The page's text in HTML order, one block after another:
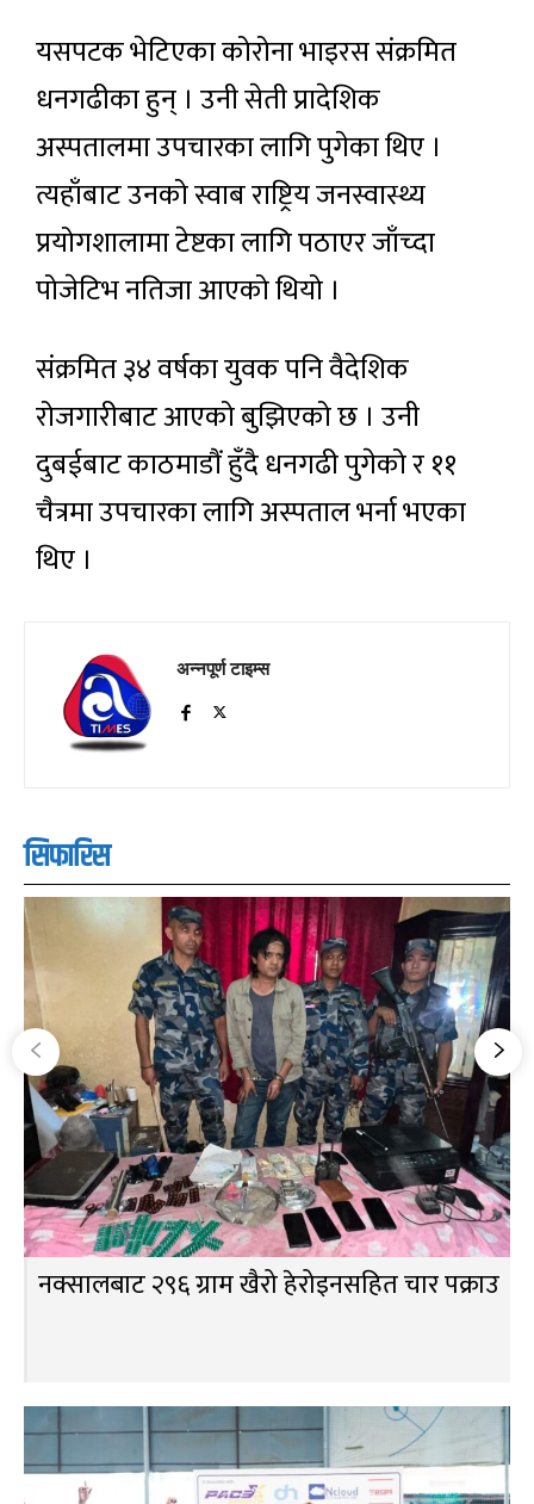
यसपटक भेटिएका कोरोना भाइरस संक्रमित
धनगढीका हुन् । उनी सेती प्रादेशिक
अस्पतालमा उपचारका लागि पुगेका थिए ।
त्यहाँबाट उनको स्वाब राष्ट्रिय जनस्वास्थ्य
प्रयोगशालामा टेष्टका लागि पठाएर जाँच्दा
पोजेटिभ नतिजा आएको थियो ।
संक्रमित ३४ वर्षका युवक पनि वैदेशिक
रोजगारीबाट आएको बुझिएको छ । उनी
दुबईबाट काठमाडौं हुँदै धनगढी पुगेको र ११
चैत्रमा उपचारका लागि अस्पताल भर्ना भएका
थिए ।
अन्नपूर्ण टाइम्स
सिफारिस
नक्सालबाट २९६ ग्राम खैरो हेरोइनसहित चार पक्राउ